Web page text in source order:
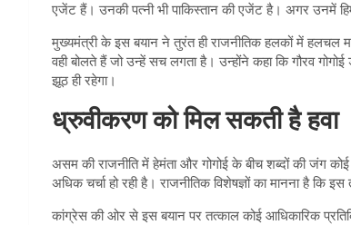
एजेंट हैं। उनकी पत्नी भी पाकिस्तान की एजेंट है। अगर उनमें
मुख्यमंत्री के इस बयान ने तुरंत ही राजनीतिक हलकों में हलचल
वही बोलते हैं जो उन्हें सच लगता है। उन्होंने कहा कि गौरव
झूठ ही रहेगा।
ध्रुवीकरण को मिल सकती है हवा
असम की राजनीति में हेमंता और गोगोई के बीच शब्दों की जंग
अधिक चर्चा हो रही है। राजनीतिक विशेषज्ञों का मानना है
कांग्रेस की ओर से इस बयान पर तत्काल कोई आधिकारिक